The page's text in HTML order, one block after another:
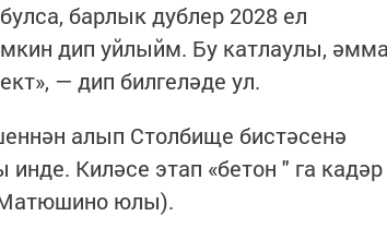
барлык дублер 2028 ел
дип уйлыйм. Бу катлаулы,
— дип билгеләде ул.
алып Столбище бистәсенә
Киләсе этап «бетон " га кадәр
Матюшино юлы).